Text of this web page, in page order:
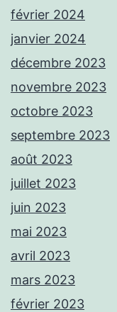
février 2024
janvier 2024
décembre 2023
novembre 2023
octobre 2023
septembre 2023
août 2023
juillet 2023
juin 2023
mai 2023
avril 2023
mars 2023
février 2023